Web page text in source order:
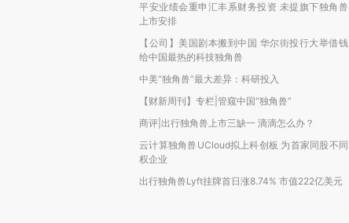
平安业绩会重申汇丰系财务投资 未提旗下独角兽
上市安排
【公司】美国剧本搬到中国 华尔街投行大举借钱
给中国最热的科技独角兽
中美“独角兽”最大差异：科研投入
【财新周刊】专栏|管窥中国“独角兽”
商评|出行独角兽上市三缺一 滴滴怎么办？
云计算独角兽UCloud拟上科创板 为首家同股不同
权企业
出行独角兽Lyft挂牌首日涨8.74% 市值222亿美元